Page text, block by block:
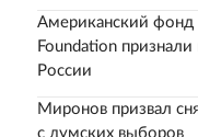
Американский фонд
Foundation
России
Миронов призвал
с думских выборов